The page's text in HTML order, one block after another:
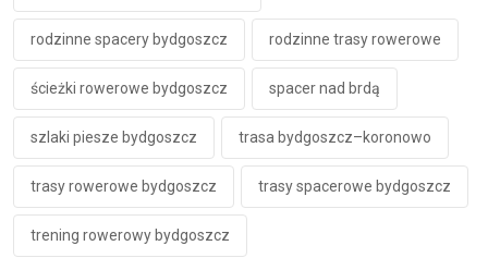
rodzinne spacery bydgoszcz rodzinne trasy rowerowe
ścieżki rowerowe bydgoszcz spacer nad brdą
szlaki piesze bydgoszcz trasa bydgoszcz–koronowo
trasy rowerowe bydgoszcz trasy spacerowe bydgoszcz
trening rowerowy bydgoszcz